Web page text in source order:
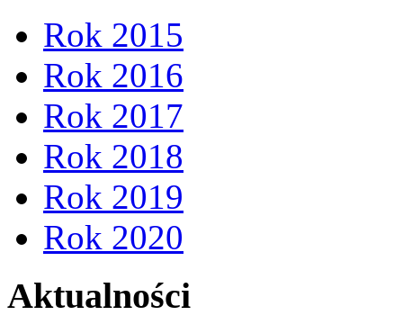
Rok 2015
Rok 2016
Rok 2017
Rok 2018
Rok 2019
Rok 2020
Aktualności